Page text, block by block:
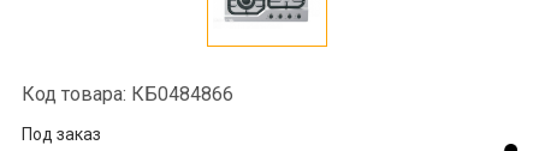
Код товара: КБ0484866
Под заказ